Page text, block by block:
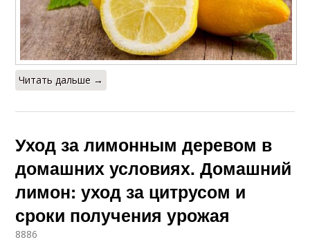
Читать дальше →
Уход за лимонным деревом в
домашних условиях. Домашний
лимон: уход за цитрусом и
сроки получения урожая
8886